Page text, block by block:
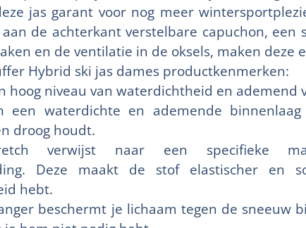
jas garant voor nog meer
de achterkant verstelbare capuchon, een
en de ventilatie in de oksels, maken deze
Hybrid ski jas dames productkenmerken:
hoog niveau van waterdichtheid en ademend
een waterdichte en ademende
droog houdt.
verwijst naar een specifieke
Deze maakt de stof elastischer en
hebt.
beschermt je lichaam tegen de sneeuw